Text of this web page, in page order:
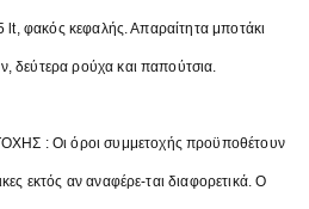
φακός κεφαλής. Απαραίτητα μποτάκι
δεύτερα ρούχα και παπούτσια.
: Οι όροι συμμετοχής προϋποθέτουν
εκτός αν αναφέρε-ται διαφορετικά. Ο